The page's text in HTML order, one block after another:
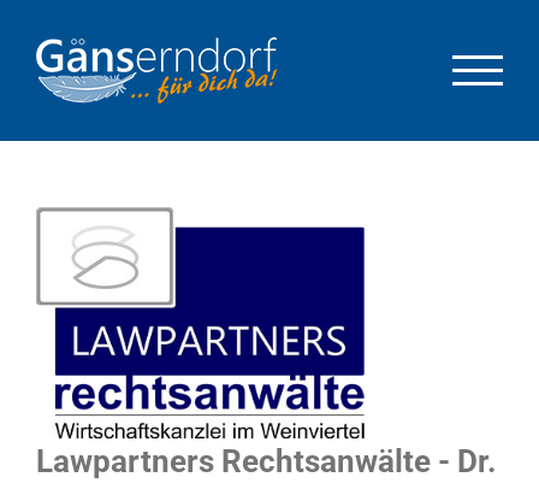
springen
Lawpartners Rechtsanwälte - Dr.